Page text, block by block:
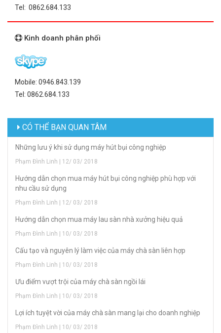
Tel: 0862.684.133
Kinh doanh phân phối
Mobile: 0946.843.139
Tel: 0862.684.133
CÓ THỂ BẠN QUAN TÂM
Những lưu ý khi sử dụng máy hút bụi công nghiệp
Phạm Đình Linh | 12/ 03/ 2018
Hướng dẫn chọn mua máy hút bụi công nghiệp phù hợp với
nhu cầu sử dụng
Phạm Đình Linh | 12/ 03/ 2018
Hướng dẫn chọn mua máy lau sàn nhà xưởng hiệu quả
Phạm Đình Linh | 10/ 03/ 2018
Cấu tạo và nguyên lý làm việc của máy chà sàn liên hợp
Phạm Đình Linh | 10/ 03/ 2018
Ưu điểm vượt trội của máy chà sàn ngồi lái
Phạm Đình Linh | 10/ 03/ 2018
Lợi ích tuyệt vời của máy chà sàn mang lại cho doanh nghiệp
Phạm Đình Linh | 10/ 03/ 2018